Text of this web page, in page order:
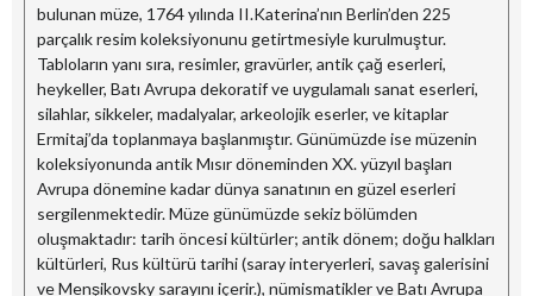
bulunan müze, 1764 yılında II.Katerina’nın Berlin’den 225
parçalık resim koleksiyonunu getirtmesiyle kurulmuştur.
Tabloların yanı sıra, resimler, gravürler, antik çağ eserleri,
heykeller, Batı Avrupa dekoratif ve uygulamalı sanat eserleri,
silahlar, sikkeler, madalyalar, arkeolojik eserler, ve kitaplar
Ermitaj’da toplanmaya başlanmıştır. Günümüzde ise müzenin
koleksiyonunda antik Mısır döneminden XX. yüzyıl başları
Avrupa dönemine kadar dünya sanatının en güzel eserleri
sergilenmektedir. Müze günümüzde sekiz bölümden
oluşmaktadır: tarih öncesi kültürler; antik dönem; doğu halkları
kültürleri, Rus kültürü tarihi (saray interyerleri, savaş galerisini
ve Menşikovsky sarayını içerir.), nümismatikler ve Batı Avrupa